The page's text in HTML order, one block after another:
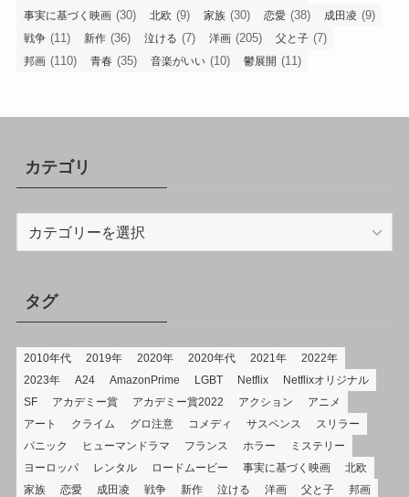
事実に基づく映画 (30) 北欧 (9) 家族 (30) 恋愛 (38) 成田凌 (9)
戦争 (11) 新作 (36) 泣ける (7) 洋画 (205) 父と子 (7)
邦画 (110) 青春 (35) 音楽がいい (10) 鬱展開 (11)
カテゴリ
タグ
2010年代 2019年 2020年 2020年代 2021年
2022年
2023年
A24 AmazonPrime LGBT Netflix
Netflixオリジナル
SF
アカデミー賞 アカデミー賞2022 アクション
アニメ
アート
クライム グロ注意 コメディ サスペンス
スリラー
パニック
ヒューマンドラマ フランス ホラー
ミステリー
ヨーロッパ
レンタル ロードムービー 事実に基づく映画
北欧
家族
恋愛 成田凌 戦争 新作 泣ける 洋画 父と子
邦画